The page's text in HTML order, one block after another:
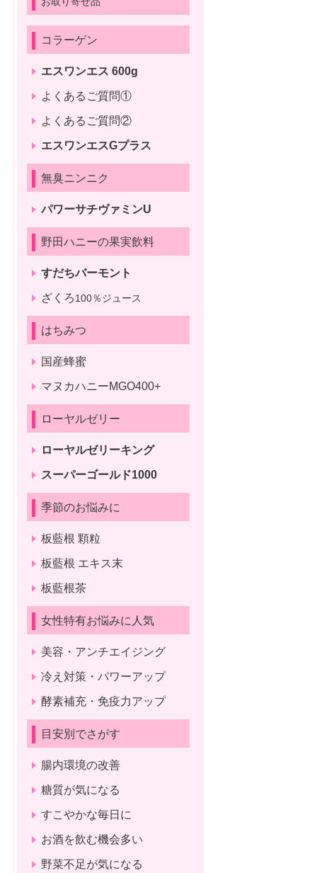
コラーゲン
エスワンエス 600g
よくあるご質問①
よくあるご質問②
エスワンエスGプラス
無臭ニンニク
パワーサチヴァミンU
野田ハニーの果実飲料
すだちバーモント
ざくろ100％ジュース
はちみつ
国産蜂蜜
マヌカハニーMGO400+
ローヤルゼリー
ローヤルゼリーキング
スーパーゴールド1000
季節のお悩みに
板藍根 顆粒
板藍根 エキス末
板藍根茶
女性特有お悩みに人気
美容・アンチエイジング
冷え対策・パワーアップ
酵素補充・免疫力アップ
目安別でさがす
腸内環境の改善
糖質が気になる
すこやかな毎日に
お酒を飲む機会多い
野菜不足が気になる